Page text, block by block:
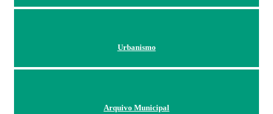
Urbanismo
Arquivo Municipal